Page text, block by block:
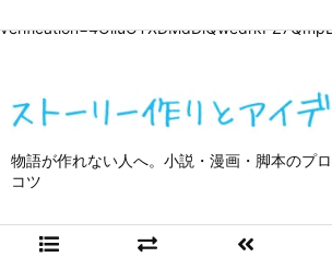
物語が作れない人へ。小説・漫画・脚本のプ
コツ